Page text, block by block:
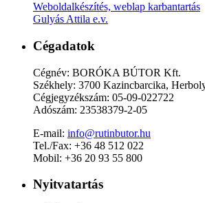
Weboldalkészítés, weblap karbantartás
Gulyás Attila e.v.
Cégadatok
Cégnév: BORÓKA BÚTOR Kft.
Székhely: 3700 Kazincbarcika,
Cégjegyzékszám: 05-09-022722
Adószám: 23538379-2-05
E-mail: info@rutinbutor.hu
Tel./Fax: +36 48 512 022
Mobil: +36 20 93 55 800
Nyitvatartás